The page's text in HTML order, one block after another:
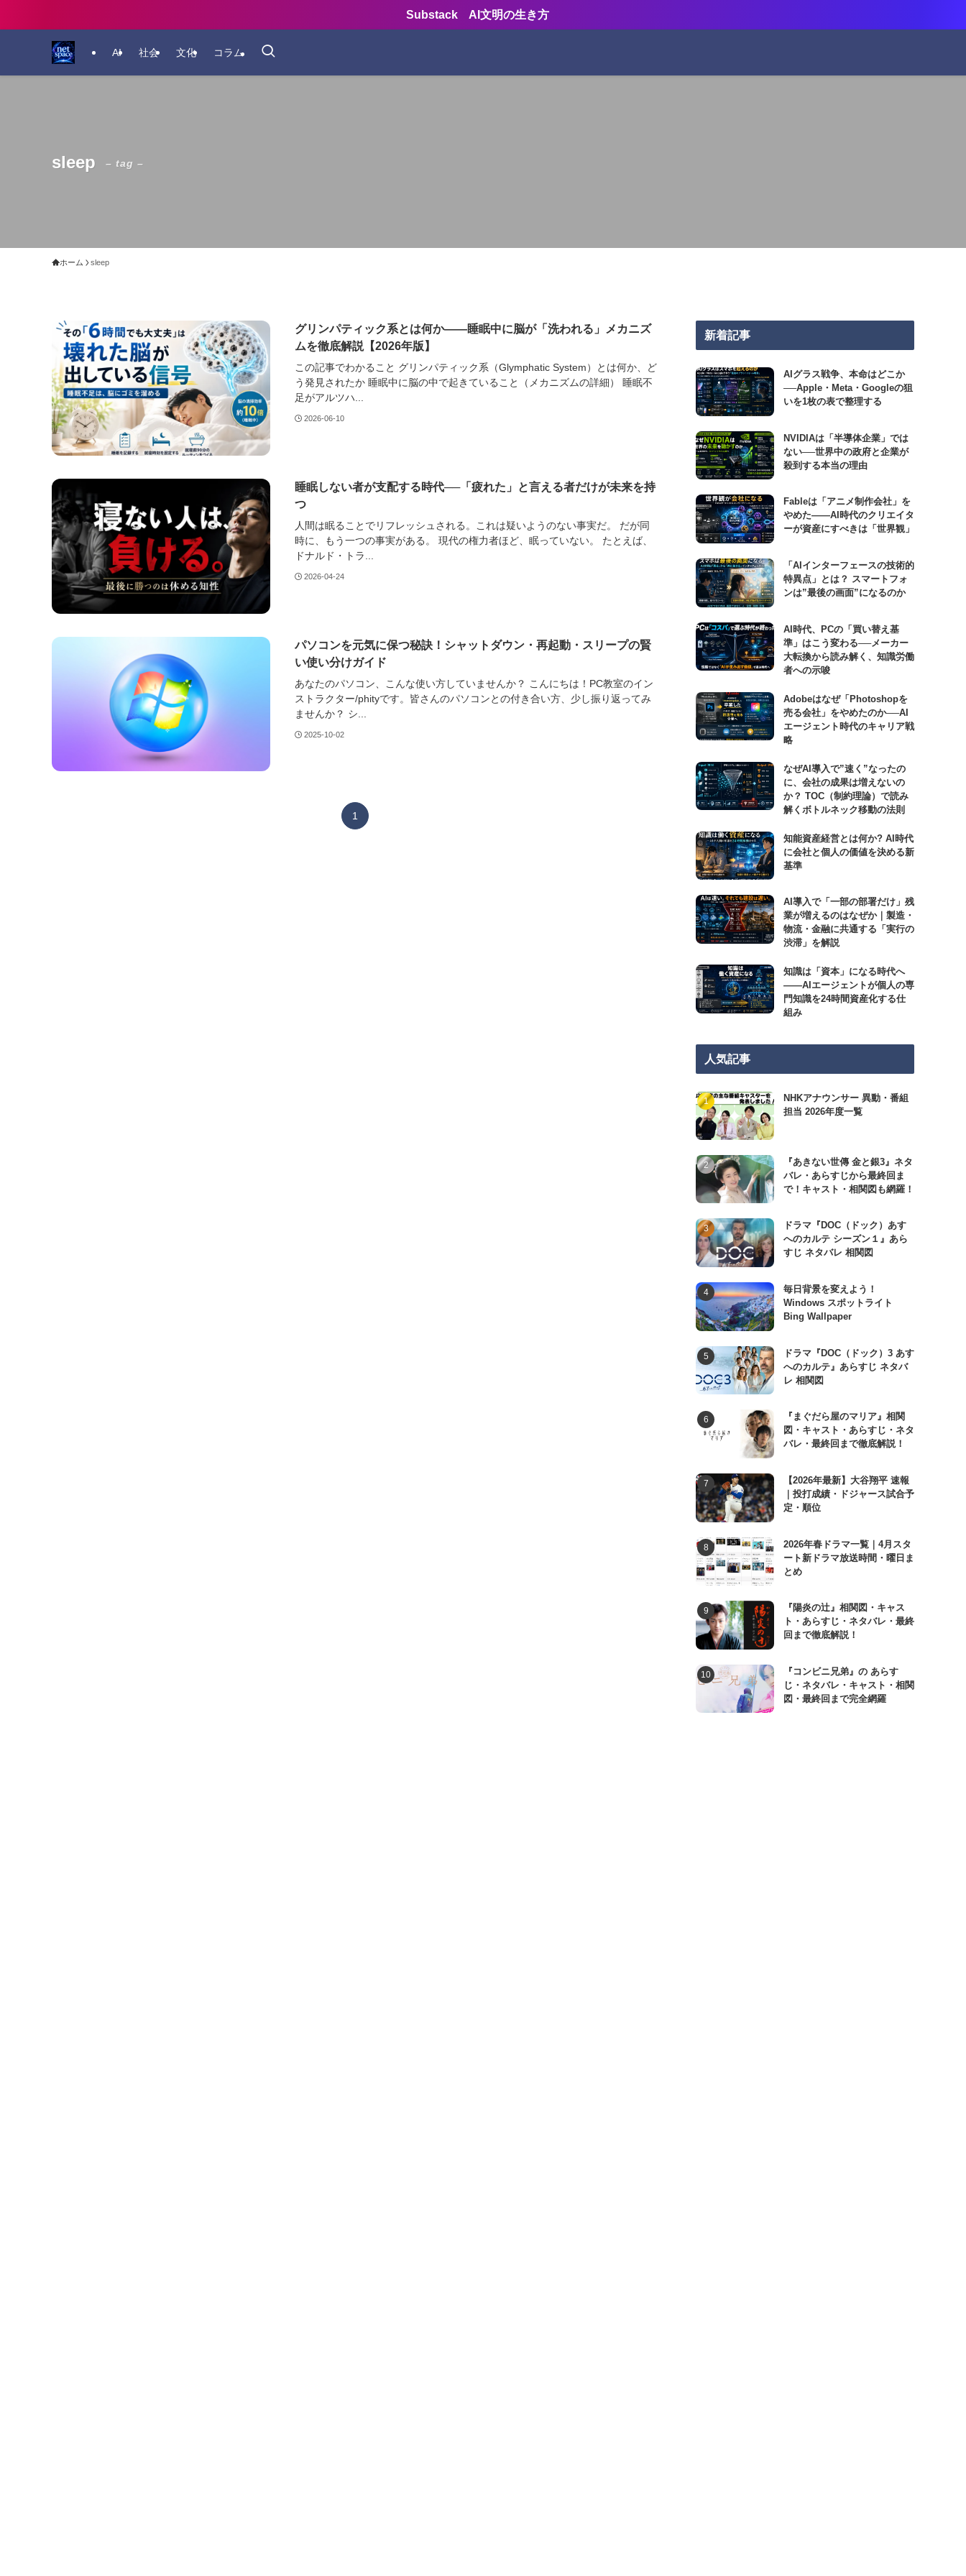
Substack AI文明の生き方
AI 社会 文化 コラム
sleep – tag –
ホーム sleep
グリンパティック系とは何か——睡眠中に脳が「洗われる」メカニズ
ムを徹底解説【2026年版】
この記事でわかること グリンパティック系（Glymphatic System）とは何か、ど
う発見されたか 睡眠中に脳の中で起きていること（メカニズムの詳細） 睡眠不
足がアルツハ...
2026-06-10
睡眠しない者が支配する時代──「疲れた」と言える者だけが未来を持
つ
人間は眠ることでリフレッシュされる。これは疑いようのない事実だ。 だが同
時に、もう一つの事実がある。 現代の権力者ほど、眠っていない。 たとえば、
ドナルド・トラ...
2026-04-24
パソコンを元気に保つ秘訣！シャットダウン・再起動・スリープの賢
い使い分けガイド
あなたのパソコン、こんな使い方していませんか？ こんにちは！PC教室のイン
ストラクター/phityです。皆さんのパソコンとの付き合い方、少し振り返ってみ
ませんか？ シ...
2025-10-02
1
新着記事
AIグラス戦争、本命はどこか
──Apple・Meta・Googleの狙
いを1枚の表で整理する
NVIDIAは「半導体企業」では
ない──世界中の政府と企業が
殺到する本当の理由
Fableは「アニメ制作会社」を
やめた――AI時代のクリエイタ
ーが資産にすべきは「世界観」
「AIインターフェースの技術的
特異点」とは？ スマートフォ
ンは”最後の画面”になるのか
AI時代、PCの「買い替え基
準」はこう変わる──メーカー
大転換から読み解く、知識労働
者への示唆
Adobeはなぜ「Photoshopを
売る会社」をやめたのか──AI
エージェント時代のキャリア戦
略
なぜAI導入で”速く”なったの
に、会社の成果は増えないの
か？ TOC（制約理論）で読み
解くボトルネック移動の法則
知能資産経営とは何か? AI時代
に会社と個人の価値を決める新
基準
AI導入で「一部の部署だけ」残
業が増えるのはなぜか｜製造・
物流・金融に共通する「実行の
渋滞」を解説
知識は「資本」になる時代へ
——AIエージェントが個人の専
門知識を24時間資産化する仕
組み
人気記事
NHKアナウンサー 異動・番組
担当 2026年度一覧
『あきない世傳 金と銀3』ネタ
バレ・あらすじから最終回ま
で！キャスト・相関図も網羅！
ドラマ『DOC（ドック）あす
へのカルテ シーズン１』あら
すじ ネタバレ 相関図
毎日背景を変えよう！
Windows スポットライト
Bing Wallpaper
ドラマ『DOC（ドック）3 あす
へのカルテ』あらすじ ネタバ
レ 相関図
『まぐだら屋のマリア』相関
図・キャスト・あらすじ・ネタ
バレ・最終回まで徹底解説！
【2026年最新】大谷翔平 速報
｜投打成績・ドジャース試合予
定・順位
2026年春ドラマ一覧｜4月スタ
ート新ドラマ放送時間・曜日ま
とめ
『陽炎の辻』相関図・キャス
ト・あらすじ・ネタバレ・最終
回まで徹底解説！
『コンビニ兄弟』の あらす
じ・ネタバレ・キャスト・相関
図・最終回まで完全網羅